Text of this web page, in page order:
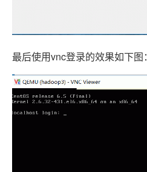
最后使用vnc登录的效果如下图：